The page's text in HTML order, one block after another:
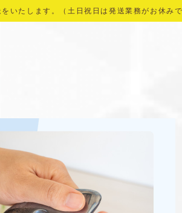
いたします。（土日祝日は発送業務がお休みで